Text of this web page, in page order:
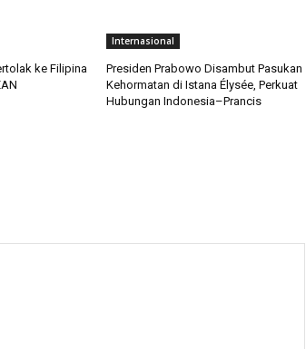
ke Filipina
Internasional
Presiden Prabowo Disambut Pasukan
Kehormatan di Istana Élysée, Perkuat
Hubungan Indonesia–Prancis